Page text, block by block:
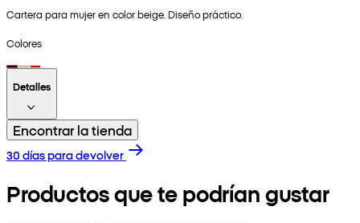
Cartera para mujer en color beige. Diseño práctico.
Colores
Detalles
Encontrar la tienda
30 días para devolver
Productos que te podrían gustar